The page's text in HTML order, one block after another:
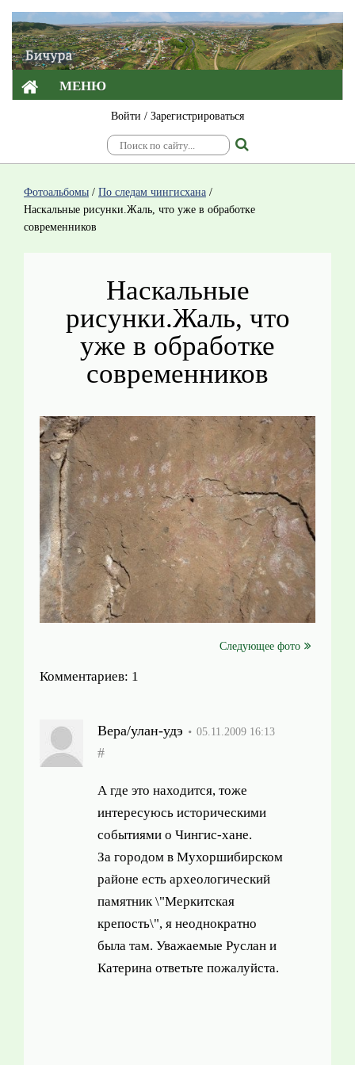
МЕНЮ
Войти / Зарегистрироваться
Фотоальбомы / По следам чингисхана /
Наскальные рисунки.Жаль, что уже в обработке
современников
Наскальные
рисунки.Жаль, что
уже в обработке
современников
Следующее фото
Комментариев: 1
Вера/улан-удэ 05.11.2009 16:13
#
А где это находится, тоже
интересуюсь историческими
событиями о Чингис-хане.
За городом в Мухоршибирском
районе есть археологический
памятник \"Меркитская
крепость\", я неоднократно
была там. Уважаемые Руслан и
Катерина ответьте пожалуйста.